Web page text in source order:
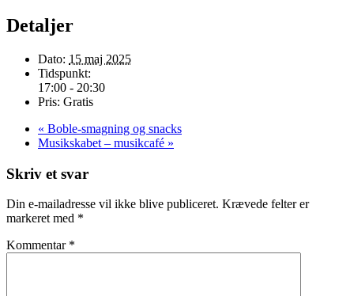
Detaljer
Dato: 15 maj 2025
Tidspunkt:
17:00 - 20:30
Pris: Gratis
« Boble-smagning og snacks
Musikskabet – musikcafé »
Skriv et svar
Din e-mailadresse vil ikke blive publiceret. Krævede felter er
markeret med *
Kommentar *